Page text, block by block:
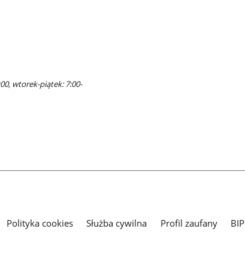
wtorek-piątek: 7:00-
Polityka cookies Służba cywilna Profil zaufany BIP